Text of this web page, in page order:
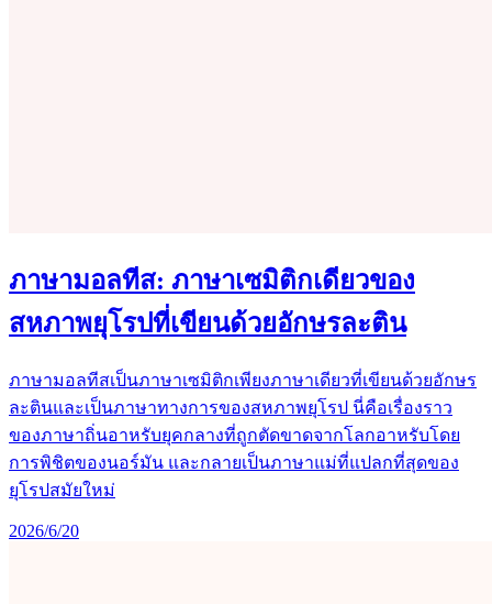
ภาษามอลทีส: ภาษาเซมิติกเดียวของ
สหภาพยุโรปที่เขียนด้วยอักษรละติน
ภาษามอลทีสเป็นภาษาเซมิติกเพียงภาษาเดียวที่เขียนด้วยอักษร
ละตินและเป็นภาษาทางการของสหภาพยุโรป นี่คือเรื่องราว
ของภาษาถิ่นอาหรับยุคกลางที่ถูกตัดขาดจากโลกอาหรับโดย
การพิชิตของนอร์มัน และกลายเป็นภาษาแม่ที่แปลกที่สุดของ
ยุโรปสมัยใหม่
2026/6/20